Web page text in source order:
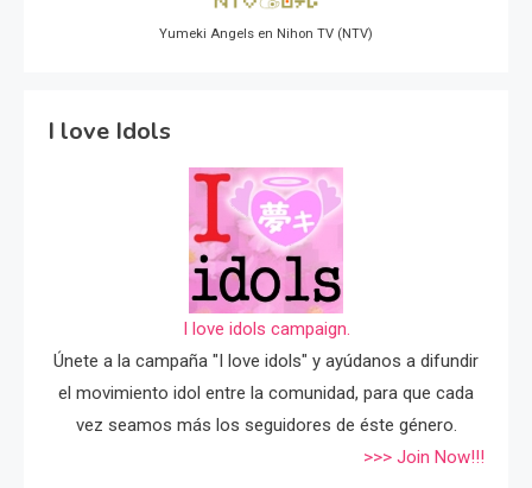
Yumeki Angels en Nihon TV (NTV)
I love Idols
I love idols campaign.
Únete a la campaña "I love idols" y ayúdanos a difundir
el movimiento idol entre la comunidad, para que cada
vez seamos más los seguidores de éste género.
>>> Join Now!!!